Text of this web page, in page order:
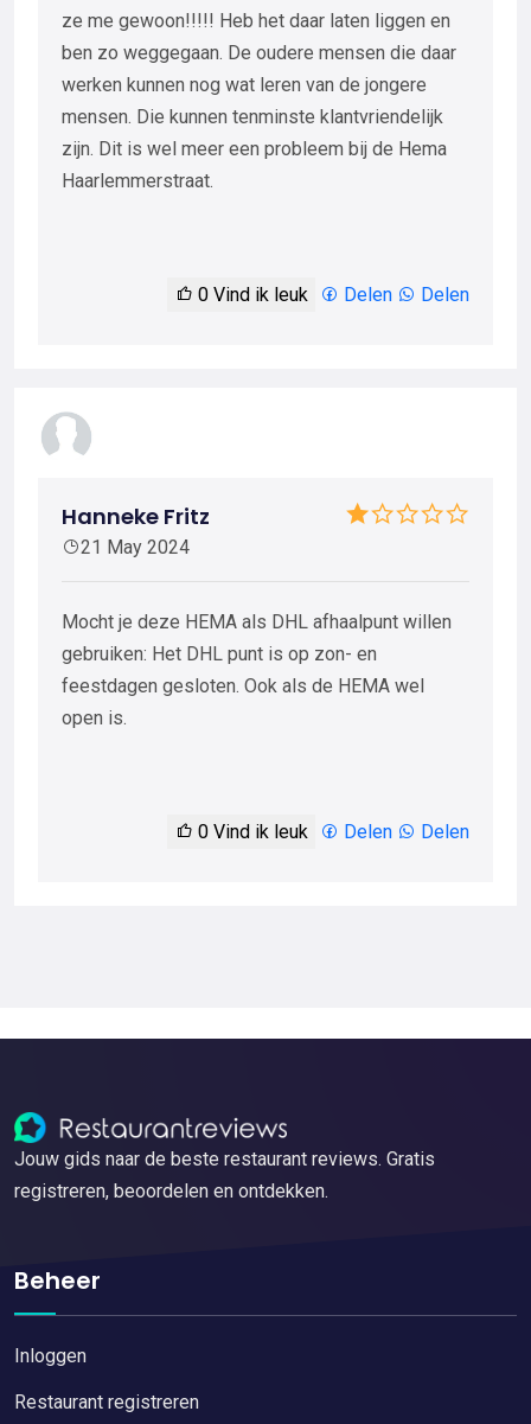
ze me gewoon!!!!! Heb het daar laten liggen en
ben zo weggegaan. De oudere mensen die daar
werken kunnen nog wat leren van de jongere
mensen. Die kunnen tenminste klantvriendelijk
zijn. Dit is wel meer een probleem bij de Hema
Haarlemmerstraat.
0 Vind ik leuk Delen Delen
Hanneke Fritz
21 May 2024
Mocht je deze HEMA als DHL afhaalpunt willen
gebruiken: Het DHL punt is op zon- en
feestdagen gesloten. Ook als de HEMA wel
open is.
0 Vind ik leuk Delen Delen
Jouw gids naar de beste restaurant reviews. Gratis
registreren, beoordelen en ontdekken.
Beheer
Inloggen
Restaurant registreren